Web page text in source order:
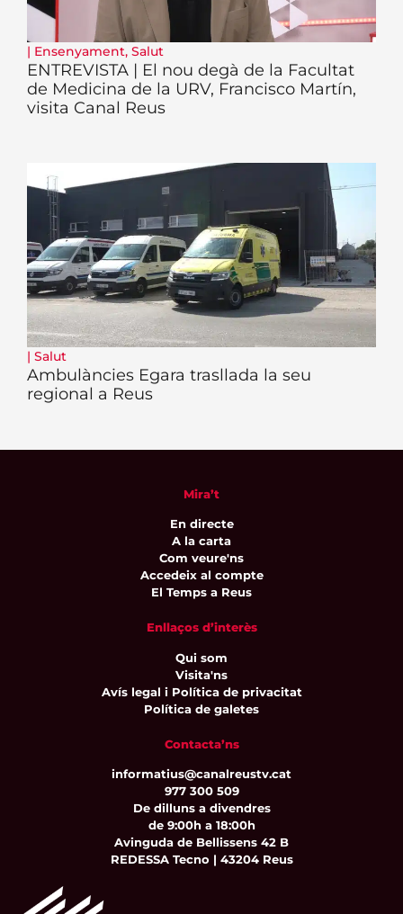
| Ensenyament, Salut
ENTREVISTA | El nou degà de la Facultat
de Medicina de la URV, Francisco Martín,
visita Canal Reus
| Salut
Ambulàncies Egara trasllada la seu
regional a Reus
Mira’t
En directe
A la carta
Com veure'ns
Accedeix al compte
El Temps a Reus
Enllaços d’interès
Qui som
Visita'ns
Avís legal i Política de privacitat
Política de galetes
Contacta’ns
informatius@canalreustv.cat
977 300 509
De dilluns a divendres
de 9:00h a 18:00h
Avinguda de Bellissens 42 B
REDESSA Tecno | 43204 Reus